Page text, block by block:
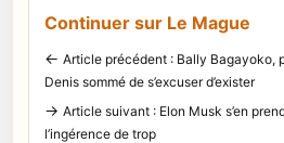
Continuer sur Le Mague
← Article précédent : Bally Bagayoko,
Denis sommé de s’excuser d’exister
→ Article suivant : Elon Musk s’en
l’ingérence de trop